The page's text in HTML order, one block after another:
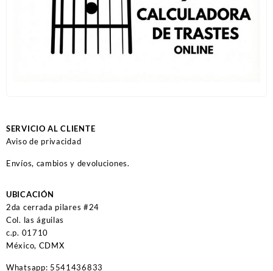
SERVICIO AL CLIENTE
Aviso de privacidad
Envíos, cambios y devoluciones.
UBICACIÓN
2da cerrada pilares #24
Col. las águilas
c.p. 01710
México, CDMX
Whatsapp: 5541436833